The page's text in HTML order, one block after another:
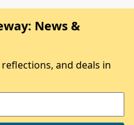
News &
and deals in